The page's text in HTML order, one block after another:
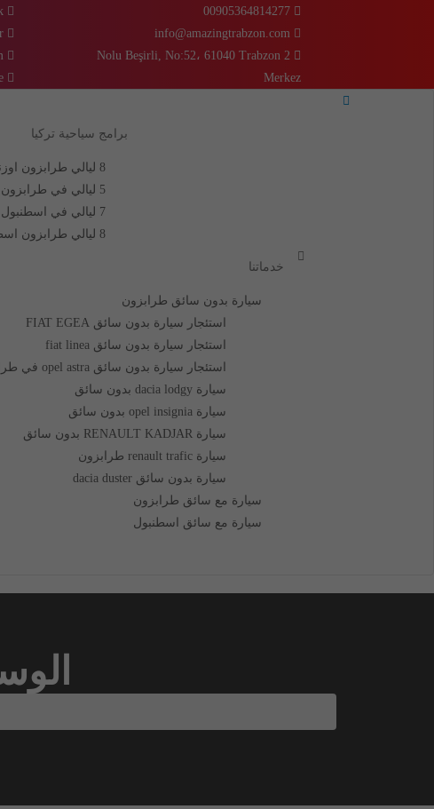
00905364814277
2 Nolu Beşirli, No:52، 61040 Trabzon
Merkez
برامج سياحية تركيا
8 ليالي طرابزون اوزنجول
5 ليالي في طرابزون
7 ليالي في اسطنبول
8 ليالي طرابزون اسطنبول
خدماتنا
سيارة بدون سائق طرابزون
استئجار سيارة بدون سائق FIAT EGEA
استئجار سيارة بدون سائق fiat linea
استئجار سيارة بدون سائق opel astra في طرابزون
سيارة dacia lodgy بدون سائق
سيارة opel insignia بدون سائق
سيارة RENAULT KADJAR بدون سائق
سيارة renault trafic طرابزون
سيارة بدون سائق dacia duster
سيارة مع سائق طرابزون​
سيارة مع سائق اسطنبول